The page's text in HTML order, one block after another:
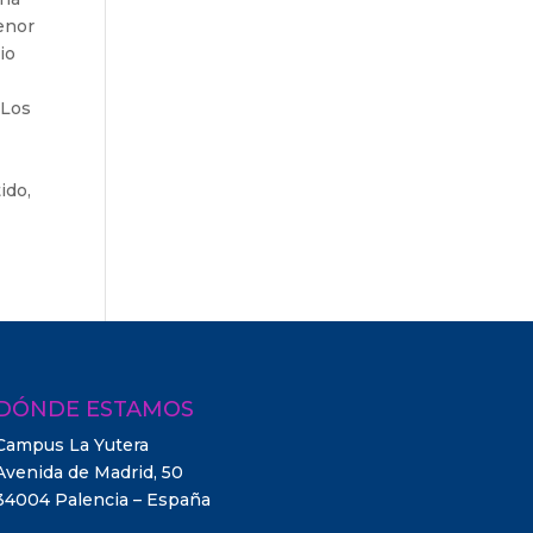
ESTAMOS
La Yutera
de Madrid, 50
Palencia – España